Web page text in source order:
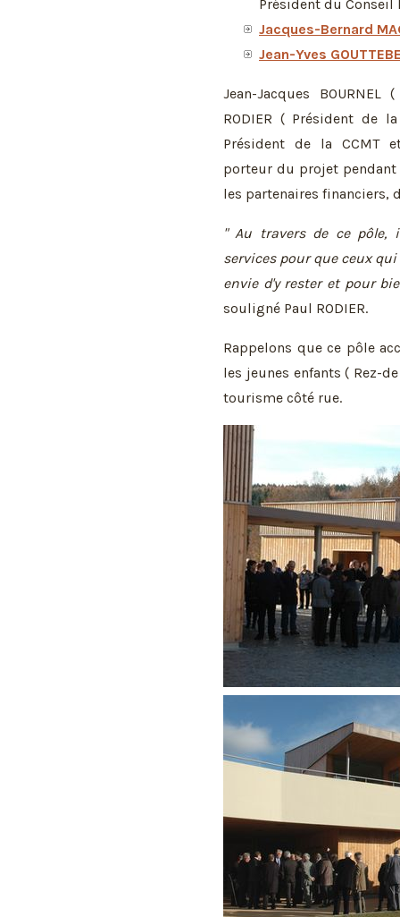
Président du Conseil
Jacques-Bernard
Jean-Yves
Jean-Jacques
RODIER ( Président de
Président de la CCMT
porteur du projet pendant
les partenaires financiers,
" Au travers de ce pôle,
services pour que ceux
envie d'y rester et pour
souligné Paul RODIER.
Rappelons que ce pôle
les jeunes enfants ( Rez-
tourisme côté rue.